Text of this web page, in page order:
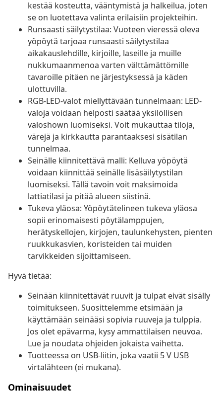
kestää kosteutta, vääntymistä ja halkeilua, joten
se on luotettava valinta erilaisiin projekteihin.
Runsaasti säilytystilaa: Vuoteen vieressä oleva
yöpöytä tarjoaa runsaasti säilytystilaa
aikakauslehdille, kirjoille, laseille ja muille
nukkumaanmenoa varten välttämättömille
tavaroille pitäen ne järjestyksessä ja käden
ulottuvilla.
RGB-LED-valot miellyttävään tunnelmaan: LED-
valoja voidaan helposti säätää yksilöllisen
valoshown luomiseksi. Voit mukauttaa tiloja,
värejä ja kirkkautta parantaaksesi sisätilan
tunnelmaa.
Seinälle kiinnitettävä malli: Kelluva yöpöytä
voidaan kiinnittää seinälle lisäsäilytystilan
luomiseksi. Tällä tavoin voit maksimoida
lattiatilasi ja pitää alueen siistinä.
Tukeva yläosa: Yöpöytätelineen tukeva yläosa
sopii erinomaisesti pöytälamppujen,
herätyskellojen, kirjojen, taulunkehysten, pienten
ruukkukasvien, koristeiden tai muiden
tarvikkeiden sijoittamiseen.
Hyvä tietää:
Seinään kiinnitettävät ruuvit ja tulpat eivät sisälly
toimitukseen. Suosittelemme etsimään ja
käyttämään seinääsi sopivia ruuveja ja tulppia.
Jos olet epävarma, kysy ammattilaisen neuvoa.
Lue ja noudata ohjeiden jokaista vaihetta.
Tuotteessa on USB-liitin, joka vaatii 5 V USB
virtalähteen (ei mukana).
Ominaisuudet